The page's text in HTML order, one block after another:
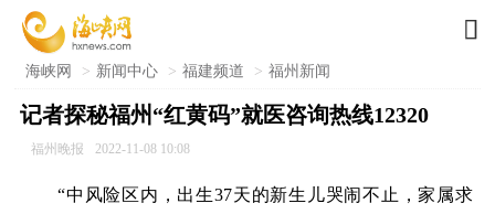

海峡网 > 新闻中心 > 福建频道 > 福州新闻
记者探秘福州“红黄码”就医咨询热线12320
福州晚报 2022-11-08 10:08
“中风险区内，出生37天的新生儿哭闹不止，家属求